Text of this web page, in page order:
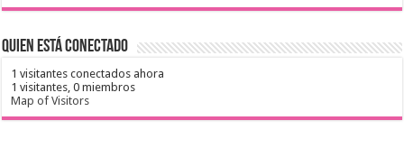
Quien está conectado
1 visitantes conectados ahora
1 visitantes, 0 miembros
Map of Visitors